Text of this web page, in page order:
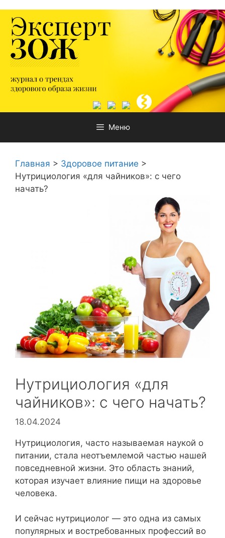
содержимому
Меню
Главная > Здоровое питание >
Нутрициология «для чайников»: с чего
начать?
Нутрициология «для
чайников»: с чего начать?
18.04.2024
Нутрициология, часто называемая наукой о
питании, стала неотъемлемой частью нашей
повседневной жизни. Это область знаний,
которая изучает влияние пищи на здоровье
человека.
И сейчас нутрициолог — это одна из самых
популярных и востребованных профессий во